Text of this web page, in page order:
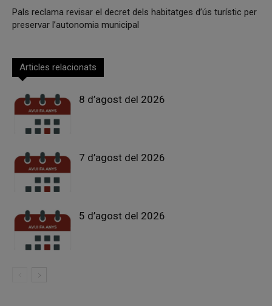
Pals reclama revisar el decret dels habitatges d’ús turístic per
preservar l’autonomia municipal
Articles relacionats
8 d’agost del 2026
7 d’agost del 2026
5 d’agost del 2026